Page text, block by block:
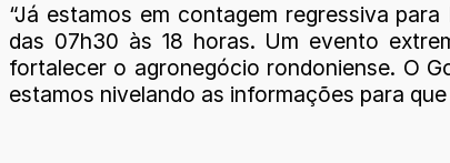
“Já estamos em contagem regressiva
das 07h30 às 18 horas. Um evento
fortalecer o agronegócio rondoniense. O
estamos nivelando as informações para